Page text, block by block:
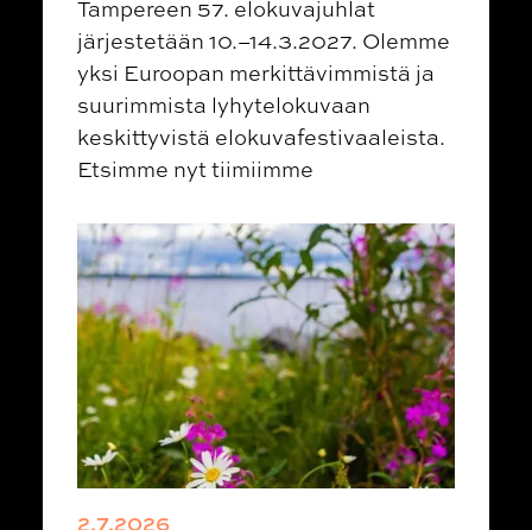
Tampereen 57. elokuvajuhlat
järjestetään 10.–14.3.2027. Olemme
yksi Euroopan merkittävimmistä ja
suurimmista lyhytelokuvaan
keskittyvistä elokuvafestivaaleista.
Etsimme nyt tiimiimme
2.7.2026